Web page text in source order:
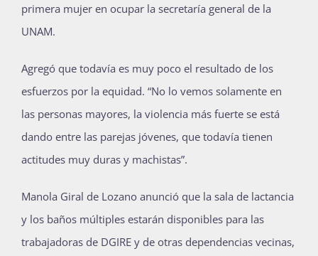
primera mujer en ocupar la secretaría general de la
UNAM.
Agregó que todavía es muy poco el resultado de los
esfuerzos por la equidad. “No lo vemos solamente en
las personas mayores, la violencia más fuerte se está
dando entre las parejas jóvenes, que todavía tienen
actitudes muy duras y machistas”.
Manola Giral de Lozano anunció que la sala de lactancia
y los baños múltiples estarán disponibles para las
trabajadoras de DGIRE y de otras dependencias vecinas,